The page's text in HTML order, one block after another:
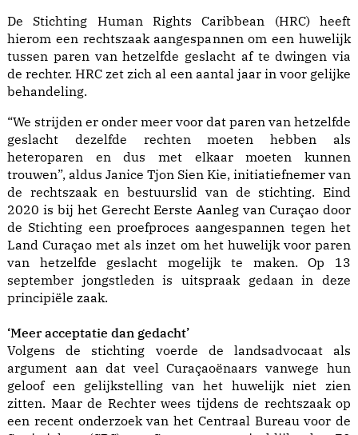
De Stichting Human Rights Caribbean (HRC) heeft
hierom een rechtszaak aangespannen om een huwelijk
tussen paren van hetzelfde geslacht af te dwingen via
de rechter. HRC zet zich al een aantal jaar in voor gelijke
behandeling.
“We strijden er onder meer voor dat paren van hetzelfde
geslacht dezelfde rechten moeten hebben als
heteroparen en dus met elkaar moeten kunnen
trouwen”, aldus Janice Tjon Sien Kie, initiatiefnemer van
de rechtszaak en bestuurslid van de stichting. Eind
2020 is bij het Gerecht Eerste Aanleg van Curaçao door
de Stichting een proefproces aangespannen tegen het
Land Curaçao met als inzet om het huwelijk voor paren
van hetzelfde geslacht mogelijk te maken. Op 13
september jongstleden is uitspraak gedaan in deze
principiële zaak.
‘Meer acceptatie dan gedacht’
Volgens de stichting voerde de landsadvocaat als
argument aan dat veel Curaçaoënaars vanwege hun
geloof een gelijkstelling van het huwelijk niet zien
zitten. Maar de Rechter wees tijdens de rechtszaak op
een recent onderzoek van het Centraal Bureau voor de